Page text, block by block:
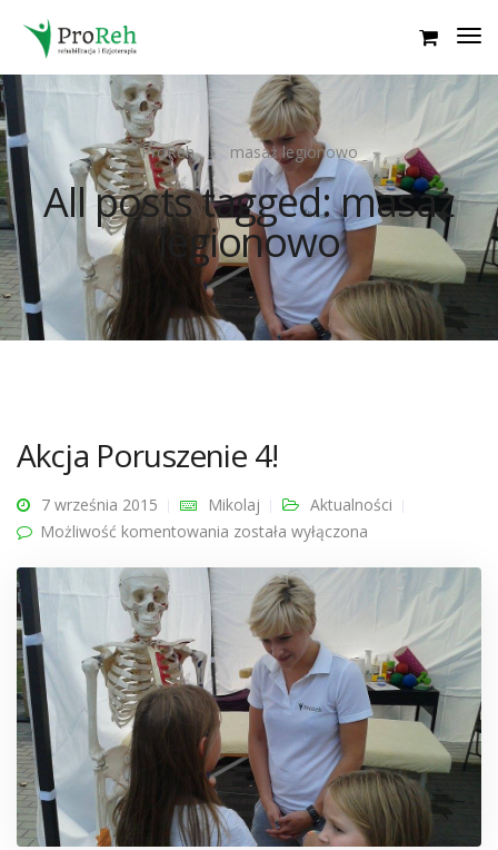
ProReh masaż legionowo
All posts tagged: masaż
legionowo
Akcja Poruszenie 4!
7 września 2015 Mikolaj
Aktualności
Możliwość komentowania Akcja Poruszenie 4!
została wyłączona